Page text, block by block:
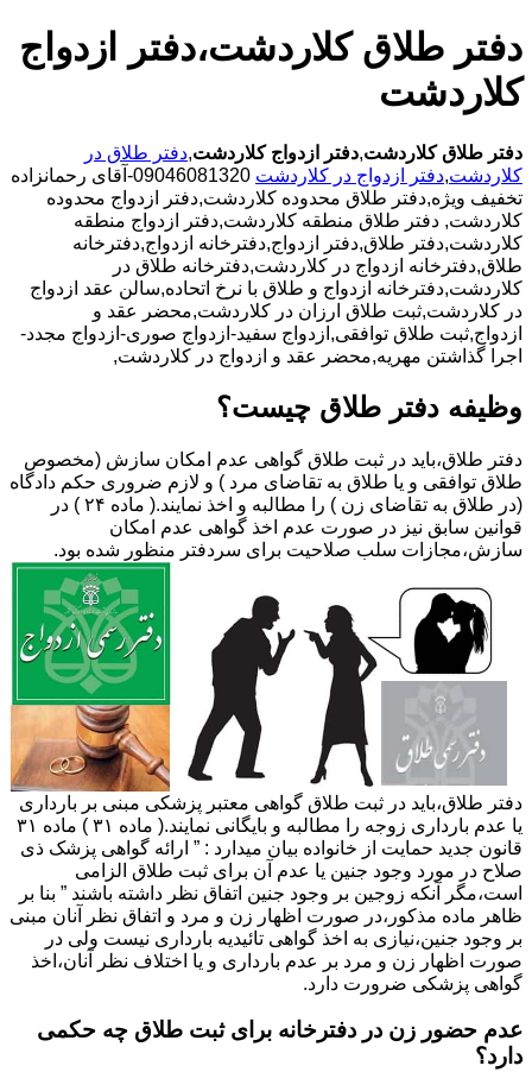
دفتر طلاق کلاردشت،دفتر ازدواج
کلاردشت
دفتر طلاق کلاردشت,دفتر ازدواج کلاردشت,دفتر طلاق در
کلاردشت,دفتر ازدواج در کلاردشت
09046081320-آقای رحمانزاده
تخفیف ویژه,دفتر طلاق محدوده کلاردشت,دفتر ازدواج محدوده
کلاردشت, دفتر طلاق منطقه کلاردشت,دفتر ازدواج منطقه
کلاردشت,دفتر طلاق,دفتر ازدواج,دفترخانه ازدواج,دفترخانه
طلاق,دفترخانه ازدواج در کلاردشت,دفترخانه طلاق در
کلاردشت,دفترخانه ازدواج و طلاق با نرخ اتحاده,سالن عقد ازدواج
در کلاردشت,ثبت طلاق ارزان در کلاردشت,محضر عقد و
ازدواج,ثبت طلاق توافقی,ازدواج سفید-ازدواج صوری-ازدواج مجدد-
اجرا گذاشتن مهریه,محضر عقد و ازدواج در کلاردشت,
وظیفه دفتر طلاق چیست؟
دفتر طلاق،باید در ثبت طلاق گواهی عدم امکان سازش (مخصوص
طلاق توافقی و یا طلاق به تقاضای مرد ) و لازم ضروری حکم دادگاه
(در طلاق به تقاضای زن ) را مطالبه و اخذ نمایند.( ماده ۲۴ ) در
قوانین سابق نیز در صورت عدم اخذ گواهی عدم امکان
سازش،مجازات سلب صلاحیت برای سردفتر منظور شده بود.
دفتر طلاق،باید در ثبت طلاق گواهی معتبر پزشکی مبنی بر بارداری
یا عدم بارداری زوجه را مطالبه و بایگانی نمایند.( ماده ۳۱ ) ماده ۳۱
قانون جدید حمایت از خانواده بیان میدارد : ” ارائه گواهی پزشک ذی
صلاح در مورد وجود جنین یا عدم آن برای ثبت طلاق الزامی
است،مگر آنکه زوجین بر وجود جنین اتفاق نظر داشته باشند ” بنا بر
ظاهر ماده مذکور،در صورت اظهار زن و مرد و اتفاق نظر آنان مبنی
بر وجود جنین،نیازی به اخذ گواهی تائیدیه بارداری نیست ولی در
صورت اظهار زن و مرد بر عدم بارداری و یا اختلاف نظر آنان،اخذ
گواهی پزشکی ضرورت دارد.
عدم حضور زن در دفترخانه برای ثبت طلاق چه حکمی
دارد؟